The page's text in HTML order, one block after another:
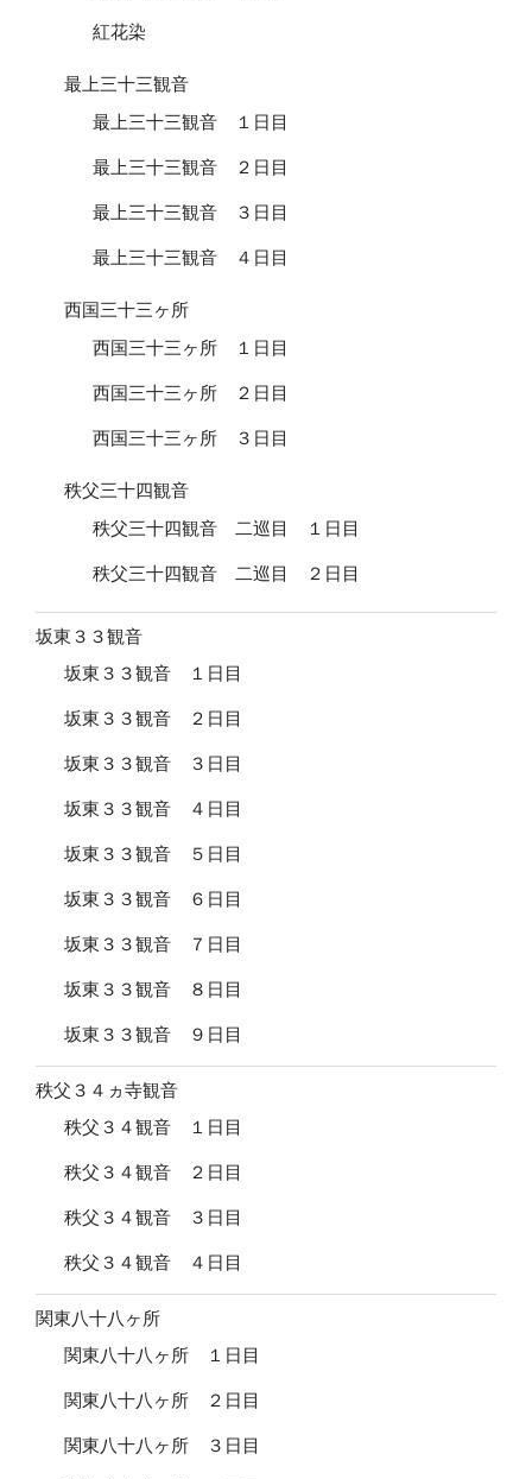
紅花染
最上三十三観音
最上三十三観音 １日目
最上三十三観音 ２日目
最上三十三観音 ３日目
最上三十三観音 ４日目
西国三十三ヶ所
西国三十三ヶ所 １日目
西国三十三ヶ所 ２日目
西国三十三ヶ所 ３日目
秩父三十四観音
秩父三十四観音 二巡目 １日目
秩父三十四観音 二巡目 ２日目
坂東３３観音
坂東３３観音 １日目
坂東３３観音 ２日目
坂東３３観音 ３日目
坂東３３観音 ４日目
坂東３３観音 ５日目
坂東３３観音 ６日目
坂東３３観音 ７日目
坂東３３観音 ８日目
坂東３３観音 ９日目
秩父３４ヵ寺観音
秩父３４観音 １日目
秩父３４観音 ２日目
秩父３４観音 ３日目
秩父３４観音 ４日目
関東八十八ヶ所
関東八十八ヶ所 １日目
関東八十八ヶ所 ２日目
関東八十八ヶ所 ３日目